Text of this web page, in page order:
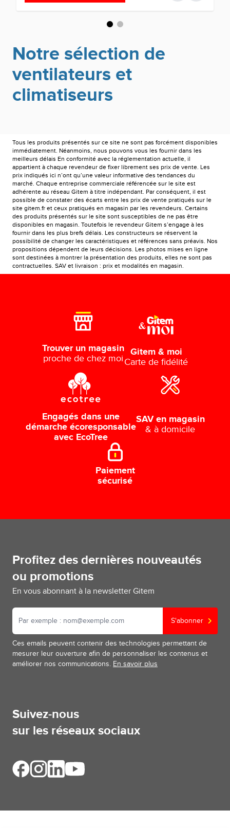
Notre sélection de
ventilateurs et
climatiseurs
Tous les produits présentés sur ce site ne sont pas forcément disponibles
immédiatement. Néanmoins, nous pouvons vous les fournir dans les
meilleurs délais En conformité avec la réglementation actuelle, il
appartient à chaque revendeur de fixer librement ses prix de vente. Les
prix indiqués ici n’ont qu’une valeur informative des tendances du
marché. Chaque entreprise commerciale référencée sur le site est
adhérente au réseau Gitem à titre indépendant. Par conséquent, il est
possible de constater des écarts entre les prix de vente pratiqués sur le
site gitem.fr et ceux pratiqués en magasin par les revendeurs. Certains
des produits présentés sur le site sont susceptibles de ne pas être
disponibles en magasin. Toutefois le revendeur Gitem s’engage à les
fournir dans les plus brefs délais. Les constructeurs se réservent la
possibilité de changer les caractéristiques et références sans préavis. Nos
propositions dépendent de leurs décisions. Les photos mises en ligne
sont destinées à montrer la présentation des produits, elles ne sont pas
contractuelles. SAV et livraison : prix et modalités en magasin.
Trouver un magasin
proche de chez moi
Gitem & moi
Carte de fidélité
Engagés dans une
démarche écoresponsable
avec EcoTree
SAV en magasin
& à domicile
Paiement
sécurisé
Profitez des dernières nouveautés
ou promotions
En vous abonnant à la newsletter Gitem
S'abonner
Ces emails peuvent contenir des technologies permettant de
mesurer leur ouverture afin de personnaliser les contenus et
améliorer nos communications. En savoir plus
Suivez-nous
sur les réseaux sociaux